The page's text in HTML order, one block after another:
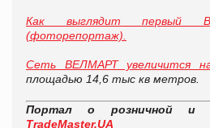
Как выглядит первый
(фоторепортаж).
Сеть ВЕЛМАРТ увеличится
площадью 14,6 тыс кв метров.
Портал о розничной и
TradeMaster.UA